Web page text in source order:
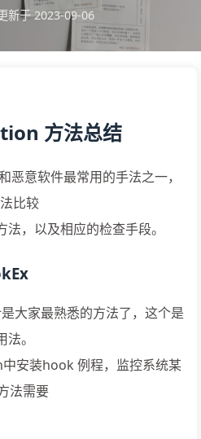
新于 2023-09-06
方法总结
意软件最常用的手法之一，
比较
，以及相应的检查手段。
大家最熟悉的方法了，这个是
。
安装hook 例程，监控系统某
法需要